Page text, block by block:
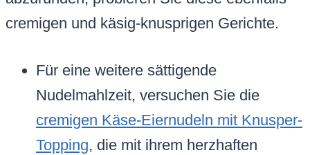
cremigen und käsig-knusprigen Gerichte.
Für eine weitere sättigende
Nudelmahlzeit, versuchen Sie die
cremigen Käse-Eiernudeln mit Knusper-
Topping, die mit ihrem herzhaften